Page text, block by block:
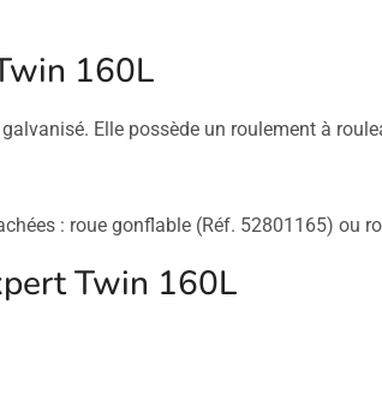
160L
Elle possède un roulement à
: roue gonflable (Réf. 52801165) ou
Twin 160L